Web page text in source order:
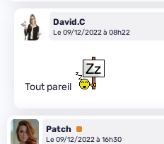
David.C
Le 09/12/2022 à 08h22
Tout pareil
Patch Premium
Le 09/12/2022 à 16h30